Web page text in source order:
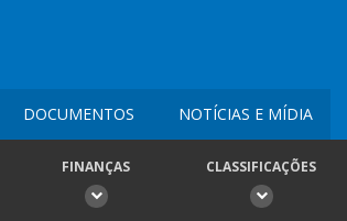
DOCUMENTOS NOTÍCIAS E MÍDIA
FINANÇAS CLASSIFICAÇÕES